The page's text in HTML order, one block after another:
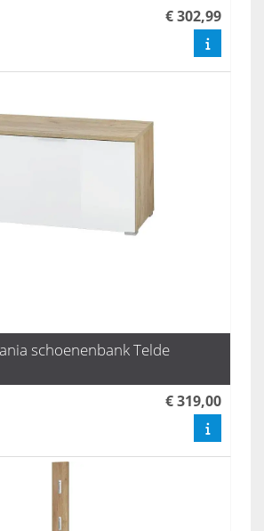
€ 302,99
schoenenbank Telde
€ 319,00